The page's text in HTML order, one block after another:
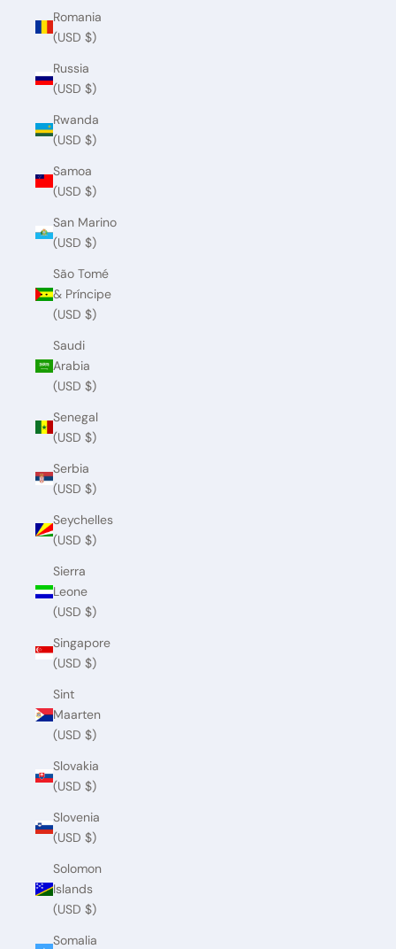
Romania
(USD $)
Russia
(USD $)
Rwanda
(USD $)
Samoa
(USD $)
San Marino
(USD $)
São Tomé
& Príncipe
(USD $)
Saudi
Arabia
(USD $)
Senegal
(USD $)
Serbia
(USD $)
Seychelles
(USD $)
Sierra
Leone
(USD $)
Singapore
(USD $)
Sint
Maarten
(USD $)
Slovakia
(USD $)
Slovenia
(USD $)
Solomon
Islands
(USD $)
Somalia